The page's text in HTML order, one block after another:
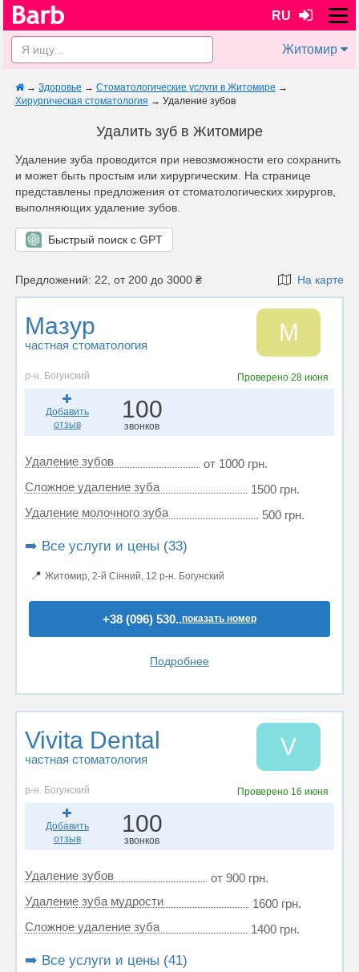
RU
Житомир
→ Здоровье → Стоматологические услуги в Житомире →
Хирургическая стоматология → Удаление зубов
Удалить зуб в Житомире
Удаление зуба проводится при невозможности его сохранить
и может быть простым или хирургическим. На странице
представлены предложения от стоматологических хирургов,
выполняющих удаление зубов.
Быстрый поиск с GPT
Предложений: 22, от 200 до 3000 ₴ На карте
Мазур
частная стоматология М
р-н. Богунский Проверено 28 июня
Добавить
отзыв
100
звонков
Удаление зубов
от 1000 грн.
Сложное удаление зуба
1500 грн.
Удаление молочного зуба
500 грн.
➡️ Все услуги и цены (33)
📍 Житомир, 2-й Сінний, 12 р-н. Богунский
+38 (096) 530..показать номер
Подробнее
Vivita Dental
частная стоматология V
р-н. Богунский Проверено 16 июня
Добавить
отзыв
100
звонков
Удаление зубов
от 900 грн.
Удаление зуба мудрости
1600 грн.
Сложное удаление зуба
1400 грн.
➡️ Все услуги и цены (41)